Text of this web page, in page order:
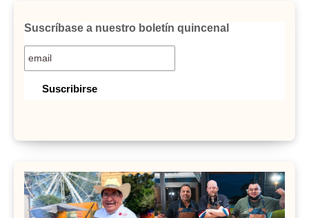
Suscríbase a nuestro boletín quincenal